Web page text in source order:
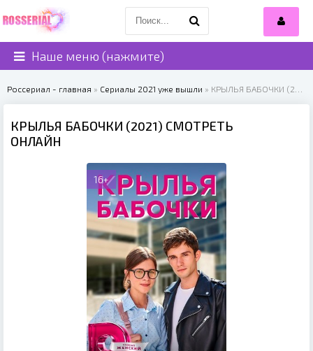
Наше меню (нажмите)
Россериал - главная » Сериалы 2021 уже вышли » КРЫЛЬЯ БАБОЧКИ (2021)
КРЫЛЬЯ БАБОЧКИ (2021) СМОТРЕТЬ
ОНЛАЙН
16+